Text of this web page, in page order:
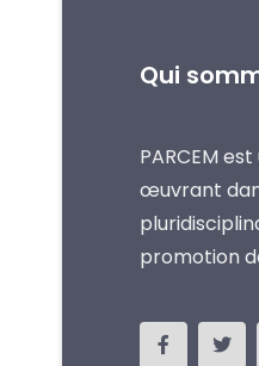
Qui
PARCEM
œuvrant
promotion